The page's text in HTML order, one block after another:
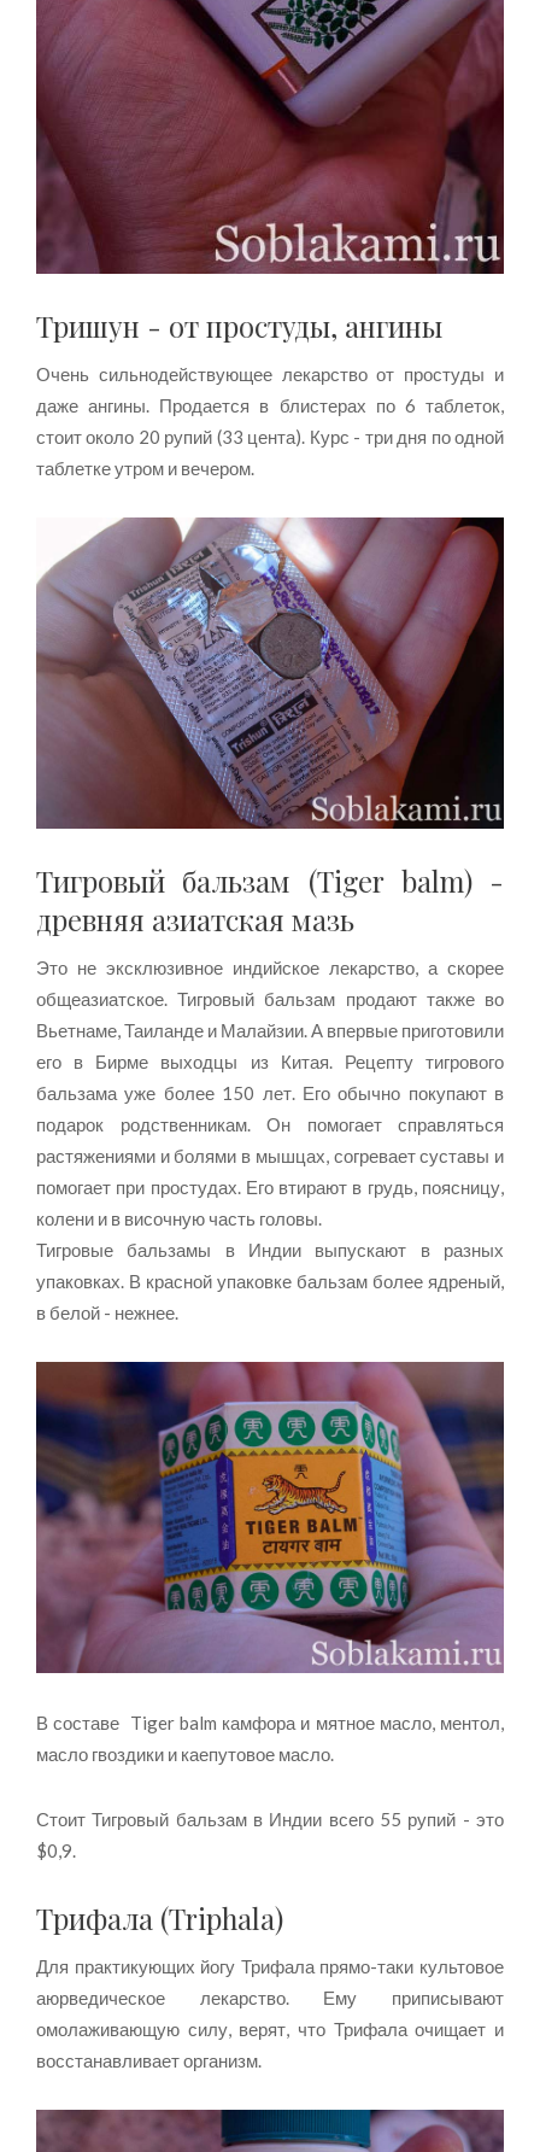
Тришун - от простуды, ангины
Очень сильнодействующее лекарство от простуды и
даже ангины. Продается в блистерах по 6 таблеток,
стоит около 20 рупий (33 цента). Курс - три дня по одной
таблетке утром и вечером.
Тигровый бальзам (Tiger balm) -
древняя азиатская мазь
Это не эксклюзивное индийское лекарство, а скорее
общеазиатское. Тигровый бальзам продают также во
Вьетнаме, Таиланде и Малайзии. А впервые приготовили
его в Бирме выходцы из Китая. Рецепту тигрового
бальзама уже более 150 лет. Его обычно покупают в
подарок родственникам. Он помогает справляться
растяжениями и болями в мышцах, согревает суставы и
помогает при простудах. Его втирают в грудь, поясницу,
колени и в височную часть головы.
Тигровые бальзамы в Индии выпускают в разных
упаковках. В красной упаковке бальзам более ядреный,
в белой - нежнее.
В составе Tiger balm камфора и мятное масло, ментол,
масло гвоздики и каепутовое масло.
Стоит Тигровый бальзам в Индии всего 55 рупий - это
$0,9.
Трифала (Triphala)
Для практикующих йогу Трифала прямо-таки культовое
аюрведическое лекарство. Ему приписывают
омолаживающую силу, верят, что Трифала очищает и
восстанавливает организм.